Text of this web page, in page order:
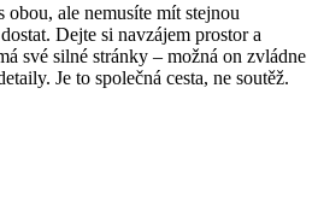
obou, ale nemusíte mít stejnou
Dejte si navzájem prostor a
své silné stránky – možná on zvládne
Je to společná cesta, ne soutěž.